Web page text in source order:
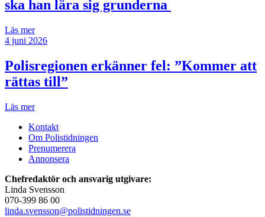
ska han lära sig grunderna
Läs mer
4 juni 2026
Polisregionen erkänner fel: ”Kommer att
rättas till”
Läs mer
Kontakt
Om Polistidningen
Prenumerera
Annonsera
Chefredaktör och ansvarig utgivare:
Linda Svensson
070-399 86 00
linda.svensson@polistidningen.se